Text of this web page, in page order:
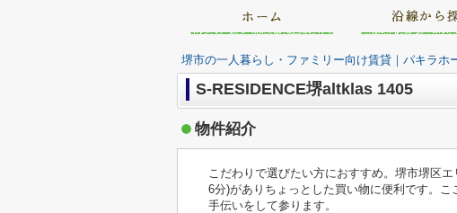
堺市の一人暮らし・ファミリー向け賃貸｜パキラ
S-RESIDENCE堺altklas 1405
物件紹介
こだわりで選びたい方におすすめ。堺市堺区
6分)がありちょっとした買い物に便利です。
手伝いをして参ります。